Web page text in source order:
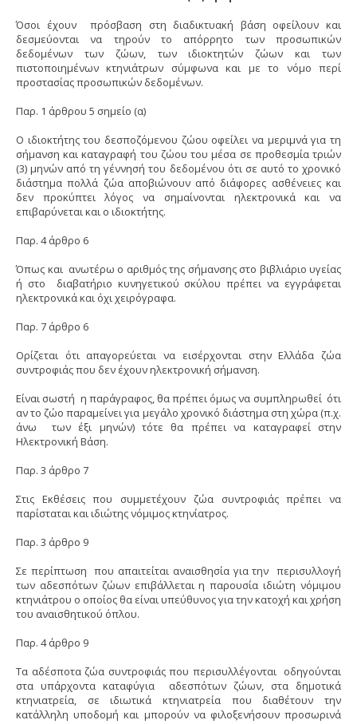
Όσοι έχουν πρόσβαση στη διαδικτυακή βάση οφείλουν και
δεσμεύονται να τηρούν το απόρρητο των προσωπικών
δεδομένων των ζώων, των ιδιοκτητών ζώων και των
πιστοποιημένων κτηνιάτρων σύμφωνα και με το νόμο περί
προστασίας προσωπικών δεδομένων.
Παρ. 1 άρθρου 5 σημείο (α)
Ο ιδιοκτήτης του δεσποζόμενου ζώου οφείλει να μεριμνά για τη
σήμανση και καταγραφή του ζώου του μέσα σε προθεσμία τριών
(3) μηνών από τη γέννησή του δεδομένου ότι σε αυτό το χρονικό
διάστημα πολλά ζώα αποβιώνουν από διάφορες ασθένειες και
δεν προκύπτει λόγος να σημαίνονται ηλεκτρονικά και να
επιβαρύνεται και ο ιδιοκτήτης.
Παρ. 4 άρθρο 6
Όπως και ανωτέρω ο αριθμός της σήμανσης στο βιβλιάριο υγείας
ή στο διαβατήριο κυνηγετικού σκύλου πρέπει να εγγράφεται
ηλεκτρονικά και όχι χειρόγραφα.
Παρ. 7 άρθρο 6
Ορίζεται ότι απαγορεύεται να εισέρχονται στην Ελλάδα ζώα
συντροφιάς που δεν έχουν ηλεκτρονική σήμανση.
Είναι σωστή η παράγραφος, θα πρέπει όμως να συμπληρωθεί ότι
αν το ζώο παραμείνει για μεγάλο χρονικό διάστημα στη χώρα (π.χ.
άνω των έξι μηνών) τότε θα πρέπει να καταγραφεί στην
Ηλεκτρονική Βάση.
Παρ. 3 άρθρο 7
Στις Εκθέσεις που συμμετέχουν ζώα συντροφιάς πρέπει να
παρίσταται και ιδιώτης νόμιμος κτηνίατρος.
Παρ. 3 άρθρο 9
Σε περίπτωση που απαιτείται αναισθησία για την περισυλλογή
των αδεσπότων ζώων επιβάλλεται η παρουσία ιδιώτη νόμιμου
κτηνιάτρου ο οποίος θα είναι υπεύθυνος για την κατοχή και χρήση
του αναισθητικού όπλου.
Παρ. 4 άρθρο 9
Τα αδέσποτα ζώα συντροφιάς που περισυλλέγονται οδηγούνται
στα υπάρχοντα καταφύγια αδεσπότων ζώων, στα δημοτικά
κτηνιατρεία, σε ιδιωτικά κτηνιατρεία που διαθέτουν την
κατάλληλη υποδομή και μπορούν να φιλοξενήσουν προσωρινά